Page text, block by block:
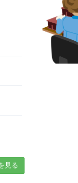
見る